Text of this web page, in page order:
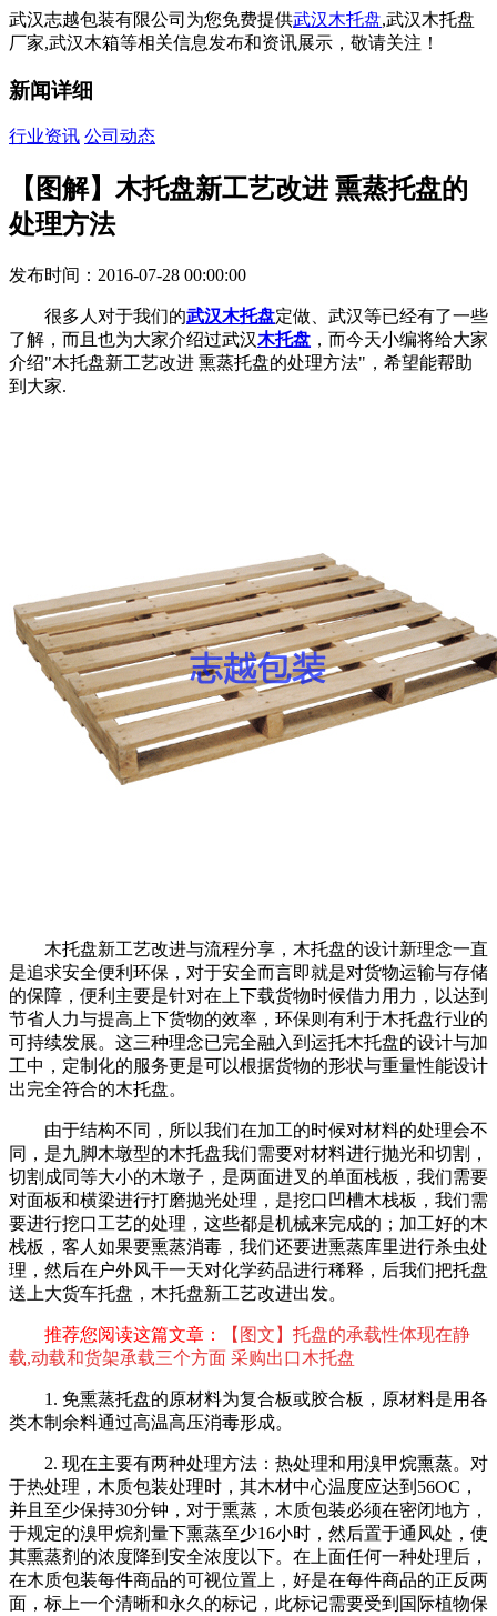
武汉志越包装有限公司为您免费提供武汉木托盘,武汉木托盘
厂家,武汉木箱等相关信息发布和资讯展示，敬请关注！
新闻详细
行业资讯 公司动态
【图解】木托盘新工艺改进 熏蒸托盘的
处理方法
发布时间：2016-07-28 00:00:00
很多人对于我们的武汉木托盘定做、武汉等已经有了一些
了解，而且也为大家介绍过武汉木托盘 ，而今天小编将给大家
介绍"木托盘新工艺改进 熏蒸托盘的处理方法"，希望能帮助
到大家.
木托盘新工艺改进与流程分享，木托盘的设计新理念一直
是追求安全便利环保，对于安全而言即就是对货物运输与存储
的保障，便利主要是针对在上下载货物时候借力用力，以达到
节省人力与提高上下货物的效率，环保则有利于木托盘行业的
可持续发展。这三种理念已完全融入到运托木托盘的设计与加
工中，定制化的服务更是可以根据货物的形状与重量性能设计
出完全符合的木托盘。
由于结构不同，所以我们在加工的时候对材料的处理会不
同，是九脚木墩型的木托盘我们需要对材料进行抛光和切割，
切割成同等大小的木墩子，是两面进叉的单面栈板，我们需要
对面板和横梁进行打磨抛光处理，是挖口凹槽木栈板，我们需
要进行挖口工艺的处理，这些都是机械来完成的；加工好的木
栈板，客人如果要熏蒸消毒，我们还要进熏蒸库里进行杀虫处
理，然后在户外风干一天对化学药品进行稀释，后我们把托盘
送上大货车托盘，木托盘新工艺改进出发。
推荐您阅读这篇文章：
【图文】托盘的承载性体现在静
载,动载和货架承载三个方面 采购出口木托盘
1. 免熏蒸托盘的原材料为复合板或胶合板，原材料是用各
类木制余料通过高温高压消毒形成。
2. 现在主要有两种处理方法：热处理和用溴甲烷熏蒸。对
于热处理，木质包装处理时，其木材中心温度应达到56OC，
并且至少保持30分钟，对于熏蒸，木质包装必须在密闭地方，
于规定的溴甲烷剂量下熏蒸至少16小时，然后置于通风处，使
其熏蒸剂的浓度降到安全浓度以下。在上面任何一种处理后，
在木质包装每件商品的可视位置上，好是在每件商品的正反两
面，标上一个清晰和永久的标记，此标记需要受到国际植物保